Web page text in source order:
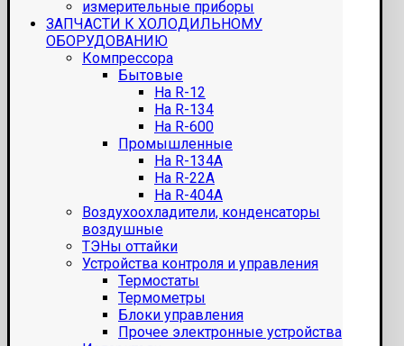
измерительные приборы
ЗАПЧАСТИ К ХОЛОДИЛЬНОМУ
ОБОРУДОВАНИЮ
Компрессора
Бытовые
На R-12
На R-134
На R-600
Промышленные
На R-134A
На R-22A
На R-404A
Воздухоохладители, конденсаторы
воздушные
ТЭНы оттайки
Устройства контроля и управления
Термостаты
Термометры
Блоки управления
Прочее электронные устройства